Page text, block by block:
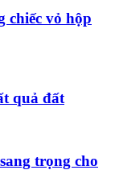
chiếc vỏ hộp
quả đất
trọng cho